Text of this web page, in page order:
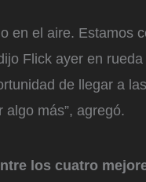
en el aire. Estamos
Flick ayer en
de llegar a
más”, agregó.
los cuatro